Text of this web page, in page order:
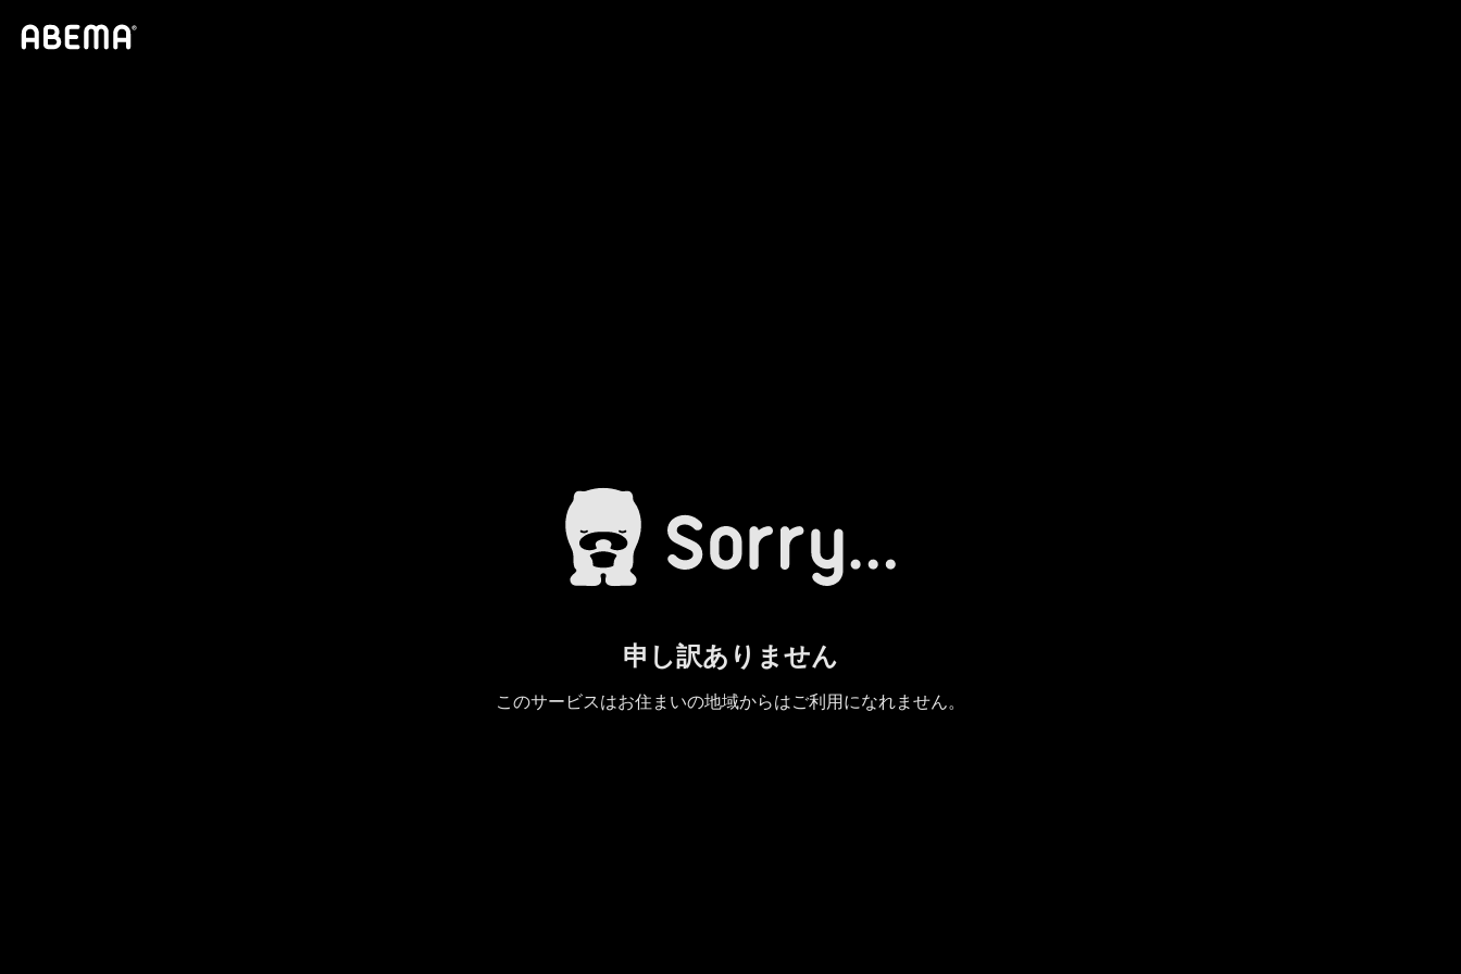
申し訳ありません
このサービスはお住まいの地域からはご利用になれません。